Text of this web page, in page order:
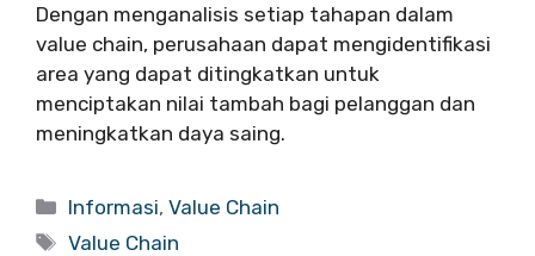
Dengan menganalisis setiap tahapan dalam
value chain, perusahaan dapat mengidentifikasi
area yang dapat ditingkatkan untuk
menciptakan nilai tambah bagi pelanggan dan
meningkatkan daya saing.
Categories
Informasi,Value Chain
Tags
Value Chain